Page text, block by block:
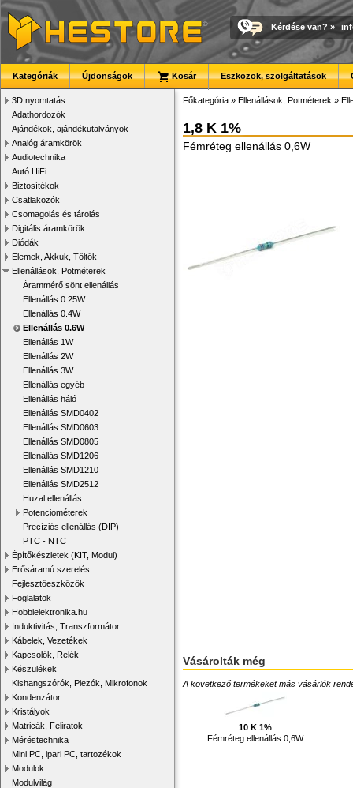
Kérdése van? »
Kategóriák Újdonságok Kosár Eszközök, szolgáltatások
3D nyomtatás
Adathordozók
Ajándékok, ajándékutalványok
Analóg áramkörök
Audiotechnika
Autó HiFi
Biztosítékok
Csatlakozók
Csomagolás és tárolás
Digitális áramkörök
Diódák
Elemek, Akkuk, Töltők
Ellenállások, Potméterek
Árammérő sönt ellenállás
Ellenállás 0.25W
Ellenállás 0.4W
Ellenállás 0.6W
Ellenállás 1W
Ellenállás 2W
Ellenállás 3W
Ellenállás egyéb
Ellenállás háló
Ellenállás SMD0402
Ellenállás SMD0603
Ellenállás SMD0805
Ellenállás SMD1206
Ellenállás SMD1210
Ellenállás SMD2512
Huzal ellenállás
Potenciométerek
Precíziós ellenállás (DIP)
PTC - NTC
Építőkészletek (KIT, Modul)
Erősáramú szerelés
Fejlesztőeszközök
Foglalatok
Hobbielektronika.hu
Induktivitás, Transzformátor
Kábelek, Vezetékek
Kapcsolók, Relék
Készülékek
Kishangszórók, Piezók, Mikrofonok
Kondenzátor
Kristályok
Matricák, Feliratok
Méréstechnika
Mini PC, ipari PC, tartozékok
Modulok
Modulvilág
Főkategória » Ellenállások, Potméterek »
1,8 K 1%
Fémréteg ellenállás 0,6W
Vásárolták még
A következő termékeket más vásárlók
10 K 1%
Fémréteg ellenállás 0,6W